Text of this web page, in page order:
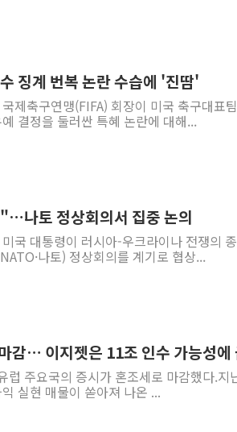
징계 번복 논란 수습에 '진땀'
제축구연맹(FIFA) 회장이 미국 축구대표
결정을 둘러싼 특혜 논란에 대해...
나토 정상회의서 집중 논의
국 대통령이 러시아-우크라이나 전쟁의
나토) 정상회의를 계기로 협상...
감… 이지젯은 11조 인수 가능성에
주요국의 증시가 혼조세로 마감했다.지
실현 매물이 쏟아져 나온 ...